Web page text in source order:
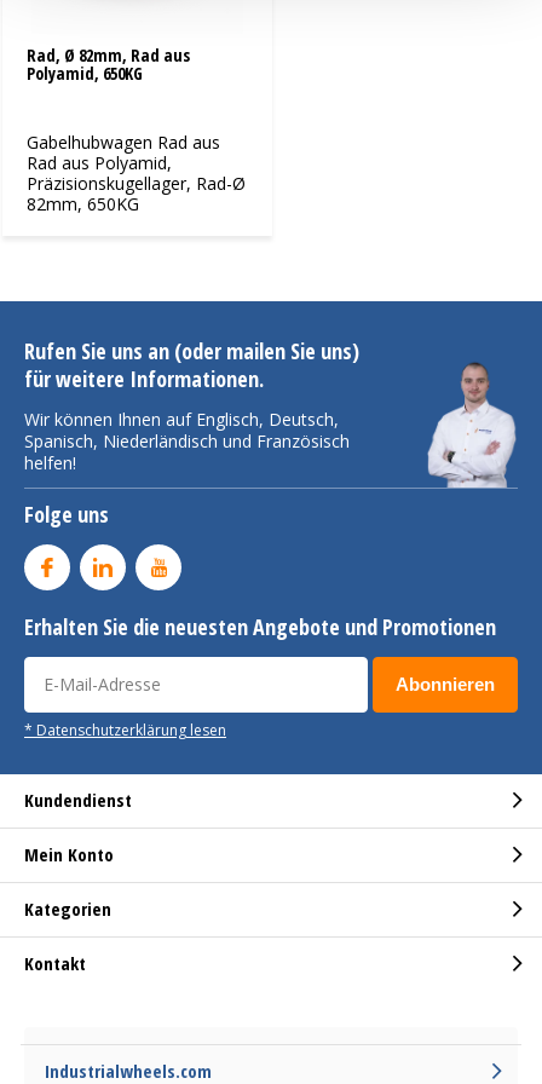
Rad, Ø 82mm, Rad aus
Polyamid, 650KG
Gabelhubwagen Rad aus
Rad aus Polyamid,
Präzisionskugellager, Rad-Ø
82mm, 650KG
Rufen Sie uns an (oder mailen Sie uns)
für weitere Informationen.
Wir können Ihnen auf Englisch, Deutsch,
Spanisch, Niederländisch und Französisch
helfen!
Folge uns
Erhalten Sie die neuesten Angebote und Promotionen
Abonnieren
* Datenschutzerklärung lesen
Kundendienst
Mein Konto
Kategorien
Kontakt
Industrialwheels.com